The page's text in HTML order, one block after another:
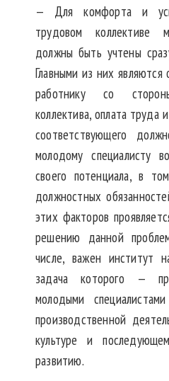
— Для комфорта и
трудовом коллективе
должны быть учтены
Главными из них
работнику со
коллектива, оплата труда
соответствующего
молодому специалисту
своего потенциала, в
должностных
этих факторов
решению данной
числе, важен институт
задача которого —
молодыми
производственной
культуре и
развитию.